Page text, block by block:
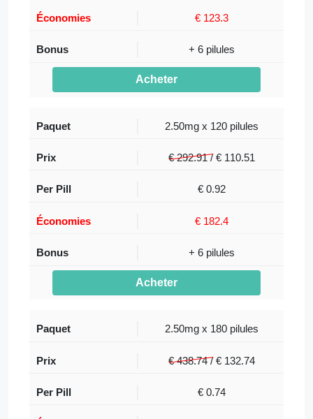
€ 123.3
+ 6 pilules
Acheter
2.50mg x 120 pilules
€ 292.91 / € 110.51
€ 0.92
€ 182.4
+ 6 pilules
Acheter
2.50mg x 180 pilules
€ 438.74 / € 132.74
€ 0.74